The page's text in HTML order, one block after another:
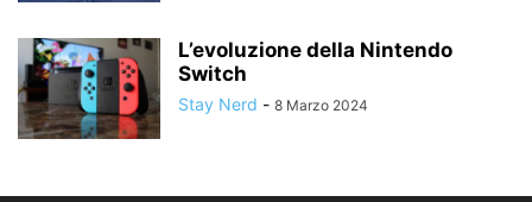
L’evoluzione della Nintendo
Switch
Stay Nerd - 8 Marzo 2024